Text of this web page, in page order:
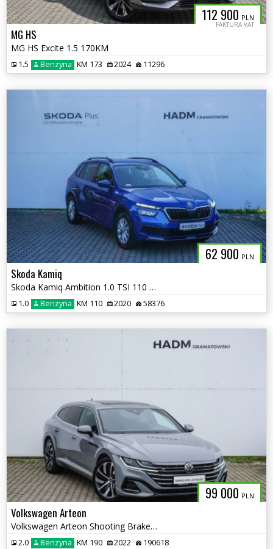
112 900 PLN
FAKTURA VAT
MG HS
MG HS Excite 1.5 170KM
1.5 Benzyna KM 173 2024 11296
62 900 PLN
Skoda Kamiq
Skoda Kamiq Ambition 1.0 TSI 110 KM
1.0 Benzyna KM 110 2020 58376
99 000 PLN
Volkswagen Arteon
Volkswagen Arteon Shooting Brake R-line 2.0 TSI 190 KM DSG
2.0 Benzyna KM 190 2022 190618